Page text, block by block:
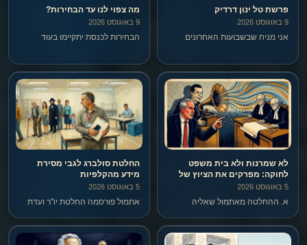
פרשת טל ינון דרדיק
9 באוגוסט 2026
אני מניח שבשבועות האחרונים
בעניינו, שרובם ככולם הופצו על ידי
קבוצה פוליטית מסוימת.
מה צפוי לנו עד הבחירות?
9 באוגוסט 2026
הבחירות לכנסת יתקיימו בעוד
לא שמרנות ולא בית משפט
לחוקה: מפרקים את הציוץ של
מילביצקי שסגל הדהד
5 באוגוסט 2026
א. ההחלטה מאתמול שאליה
המשנה לנשיא סולברג – בכלל לא
היתה החלטה של בג"ץ, אלא היא
החלטת סולברג לגבי מסירת
מידע מהקלפיות
5 באוגוסט 2026
אתמול פורסמה החלטת יו"ר ועדת
נעם סולברג, בנוגע למה שכינה
"הנוהג הרווח אצל נציגי סיעות